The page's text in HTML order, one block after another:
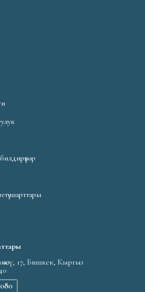
шарттары
17, Бишкек, Кыргыз